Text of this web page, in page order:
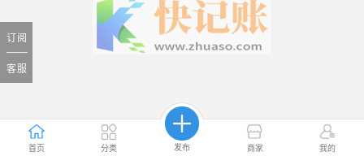
首页 分类 发布 商家 我的
订阅
客服